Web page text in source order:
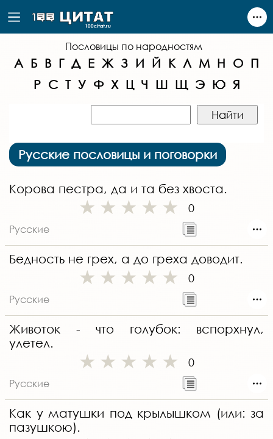
Пословицы по народностям
А Б В Г Д Е Ж З И Й К Л М Н О П
Р С Т У Ф Х Ц Ч Ш Щ Э Ю Я
Русские пословицы и поговорки
Корова пестра, да и та без хвоста.
0
Русские
Бедность не грех, а до греха доводит.
0
Русские
Животок - что голубок: вспорхнул,
улетел.
0
Русские
Как у матушки под крылышком (или: за
пазушкою).